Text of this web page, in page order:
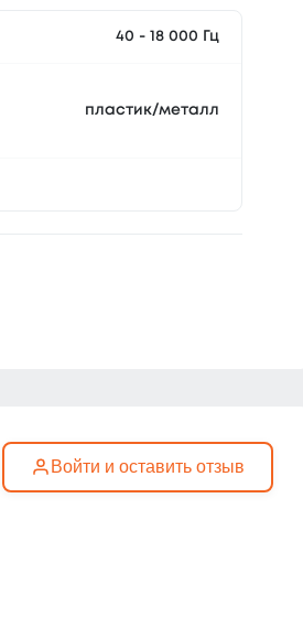
40 - 18 000 Гц
пластик/металл
Войти и оставить отзыв